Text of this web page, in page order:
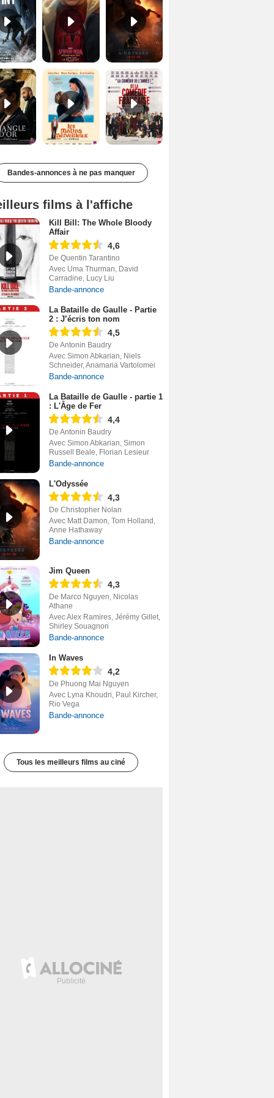
Le Triangle d'or Bande-annonce VF De la Comédie-Française Teaser VF
Bandes-annonces à ne pas manquer
films à l'affiche
Kill Bill: The Whole Bloody
Affair
4,6
De Quentin Tarantino
Avec Uma Thurman, David
Carradine, Lucy Liu
Bande-annonce
La Bataille de Gaulle - Partie
2 : J’écris ton nom
4,5
De Antonin Baudry
Avec Simon Abkarian, Niels
Schneider, Anamaria Vartolomei
Bande-annonce
La Bataille de Gaulle - partie 1
: L'Âge de Fer
4,4
De Antonin Baudry
Avec Simon Abkarian, Simon
Russell Beale, Florian Lesieur
Bande-annonce
L'Odyssée
4,3
De Christopher Nolan
Avec Matt Damon, Tom Holland,
Anne Hathaway
Bande-annonce
Jim Queen
4,3
De Marco Nguyen, Nicolas
Athane
Avec Alex Ramires, Jérémy Gillet,
Shirley Souagnon
Bande-annonce
In Waves
4,2
De Phuong Mai Nguyen
Avec Lyna Khoudri, Paul Kircher,
Rio Vega
Bande-annonce
Tous les meilleurs films au ciné